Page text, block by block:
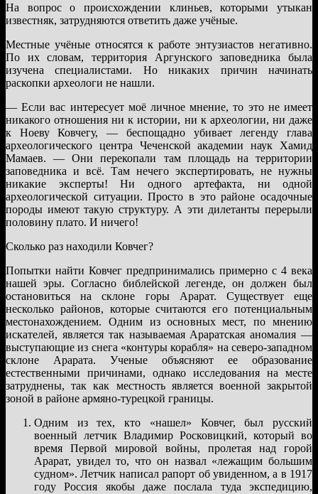
На вопрос о происхождении клиньев, которыми утыкан
известняк, затрудняются ответить даже учёные.
Местные учёные относятся к работе энтузиастов негативно.
По их словам, территория Аргунского заповедника была
изучена специалистами. Но никаких причин начинать
раскопки археологи не нашли.
— Если вас интересует моё личное мнение, то это не имеет
никакого отношения ни к истории, ни к археологии, ни даже
к Ноеву Ковчегу, — беспощадно убивает легенду глава
археологического центра Чеченской академии наук Хамид
Мамаев. — Они перекопали там площадь на территории
заповедника и всё. Там нечего экспертировать, не нужны
никакие эксперты! Ни одного артефакта, ни одной
археологической ситуации. Просто в это районе осадочные
породы имеют такую структуру. А эти дилетанты перерыли
половину плато. И ничего!
Сколько раз находили Ковчег?
Попытки найти Ковчег предпринимались примерно с 4 века
нашей эры. Согласно библейской легенде, он должен был
остановиться на склоне горы Арарат. Существует еще
несколько районов, которые считаются его потенциальным
местонахождением. Одним из основных мест, по мнению
искателей, является так называемая Араратская аномалия —
выступающие из снега «контуры корабля» на северо-западном
склоне Арарата. Ученые объясняют ее образование
естественными причинами, однако исследования на месте
затруднены, так как местность является военной закрытой
зоной в районе армяно-турецкой границы.
Одним из тех, кто «нашел» Ковчег, был русский
военный летчик Владимир Росковицкий, который во
время Первой мировой войны, пролетая над горой
Арарат, увидел то, что он назвал «лежащим большим
судном». Летчик написал рапорт об увиденном, а в 1917
году Россия якобы даже послала туда экспедицию,